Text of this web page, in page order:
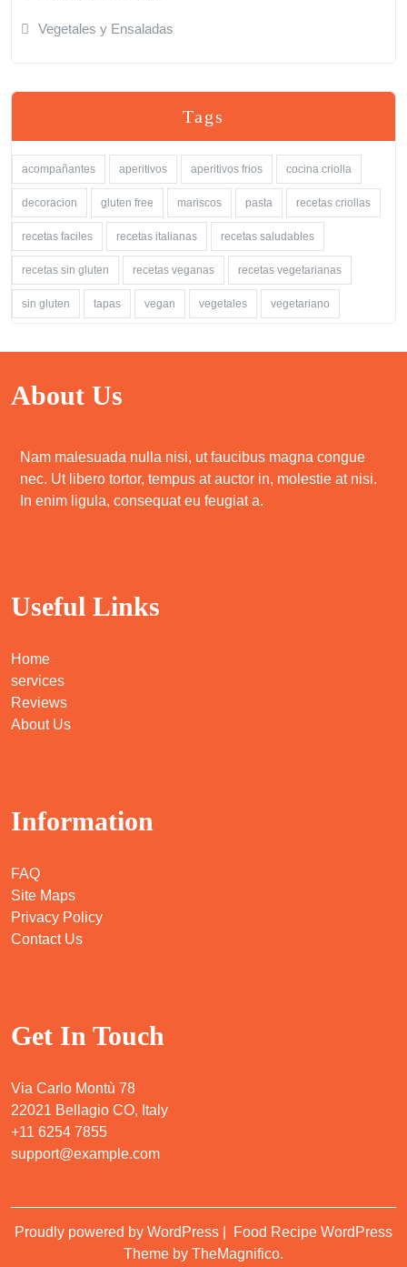
Vegetales y Ensaladas
Tags
acompañantes aperitivos aperitivos frios cocina criolla
decoracion gluten free mariscos pasta recetas criollas
recetas faciles recetas italianas recetas saludables
recetas sin gluten recetas veganas recetas vegetarianas
sin gluten tapas vegan vegetales vegetariano
About Us
Nam malesuada nulla nisi, ut faucibus magna congue
nec. Ut libero tortor, tempus at auctor in, molestie at nisi.
In enim ligula, consequat eu feugiat a.
Useful Links
Home
services
Reviews
About Us
Information
FAQ
Site Maps
Privacy Policy
Contact Us
Get In Touch
Via Carlo Montù 78
22021 Bellagio CO, Italy
+11 6254 7855
support@example.com
Proudly powered by WordPress
Food Recipe WordPress
Theme by TheMagnifico.